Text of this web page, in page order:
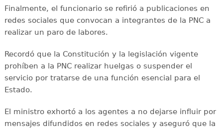
Finalmente, el funcionario se refirió a publicaciones en
redes sociales que convocan a integrantes de la PNC a
realizar un paro de labores.
Recordó que la Constitución y la legislación vigente
prohíben a la PNC realizar huelgas o suspender el
servicio por tratarse de una función esencial para el
Estado.
El ministro exhortó a los agentes a no dejarse influir por
mensajes difundidos en redes sociales y aseguró que la